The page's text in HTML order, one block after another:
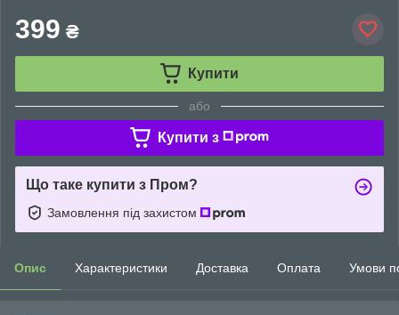
399 ₴
Купити
або
Купити з
Що таке купити з Пром?
Замовлення під захистом
Опис Характеристики Доставка Оплата Умови